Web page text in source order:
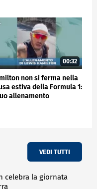
00:32
non si ferma nella
estiva della Formula 1:
allenamento
VEDI TUTTI
celebra la giornata